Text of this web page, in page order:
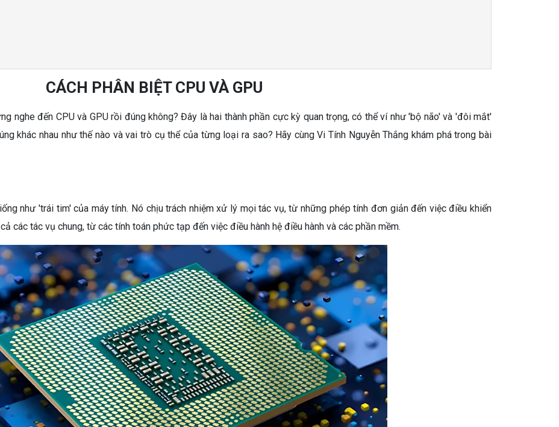
CÁCH PHÂN BIỆT CPU VÀ GPU
nghe đến CPU và GPU rồi đúng không? Đây là hai thành phần cực kỳ quan trọng, có thể ví như 'bộ não' và 'đôi mắt'
khác nhau như thế nào và vai trò cụ thể của từng loại ra sao? Hãy cùng Vi Tính Nguyễn Thắng khám phá trong bài
như 'trái tim' của máy tính. Nó chịu trách nhiệm xử lý mọi tác vụ, từ những phép tính đơn giản đến việc điều khiển
các tác vụ chung, từ các tính toán phức tạp đến việc điều hành hệ điều hành và các phần mềm.